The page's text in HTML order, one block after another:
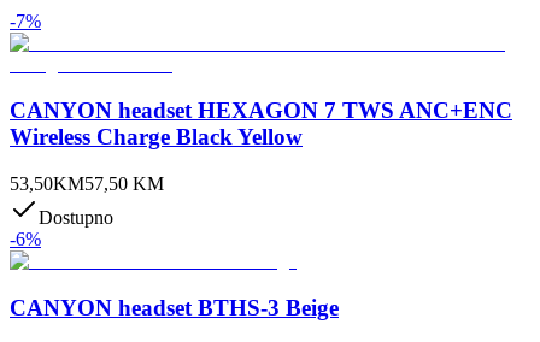
-7%
CANYON headset HEXAGON 7 TWS ANC+ENC
Wireless Charge Black Yellow
53,50KM57,50 KM
Dostupno
-6%
CANYON headset BTHS-3 Beige